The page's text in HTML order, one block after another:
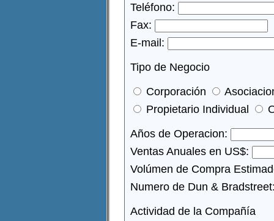
Teléfono:
Fax:
E-mail:
Tipo de Negocio
Corporación
Propietario Individual
Años de Operacion:
Ventas Anuales en US$:
Volúmen de Compra
Numero de Dun &
Actividad de la Compañía